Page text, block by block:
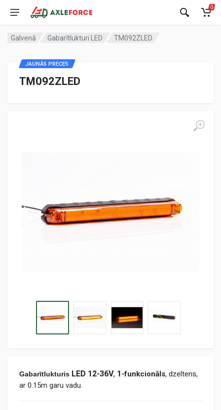
0
Galvenā Gabarītlukturi LED TM092ZLED
TM092ZLED
Gabarītlukturis LED 12-36V, 1-funkcionāls, dzeltens,
ar 0.15m garu vadu.
JAUNĀS PRECES